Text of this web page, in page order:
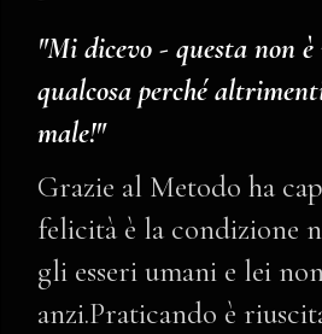
"Mi dicevo - questa non
qualcosa perché
male!"
Grazie al Metodo ha
felicità è la condizione
gli esseri umani e lei
anzi.Praticando è